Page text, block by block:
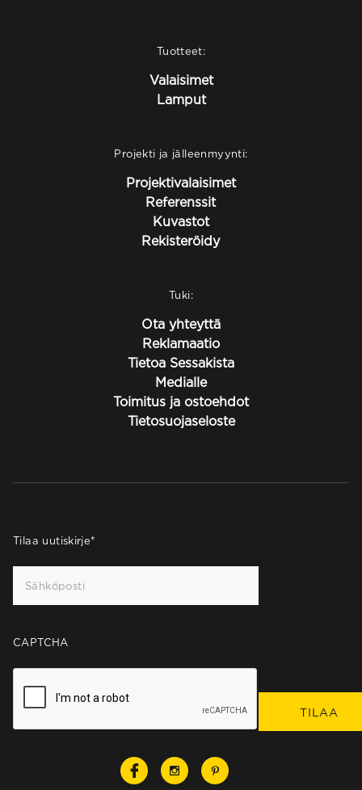
Tuotteet:
Valaisimet
Lamput
Projekti ja jälleenmyynti:
Projektivalaisimet
Referenssit
Kuvastot
Rekisteröidy
Tuki:
Ota yhteyttä
Reklamaatio
Tietoa Sessakista
Medialle
Toimitus ja ostoehdot
Tietosuojaseloste
Tilaa uutiskirje*
CAPTCHA